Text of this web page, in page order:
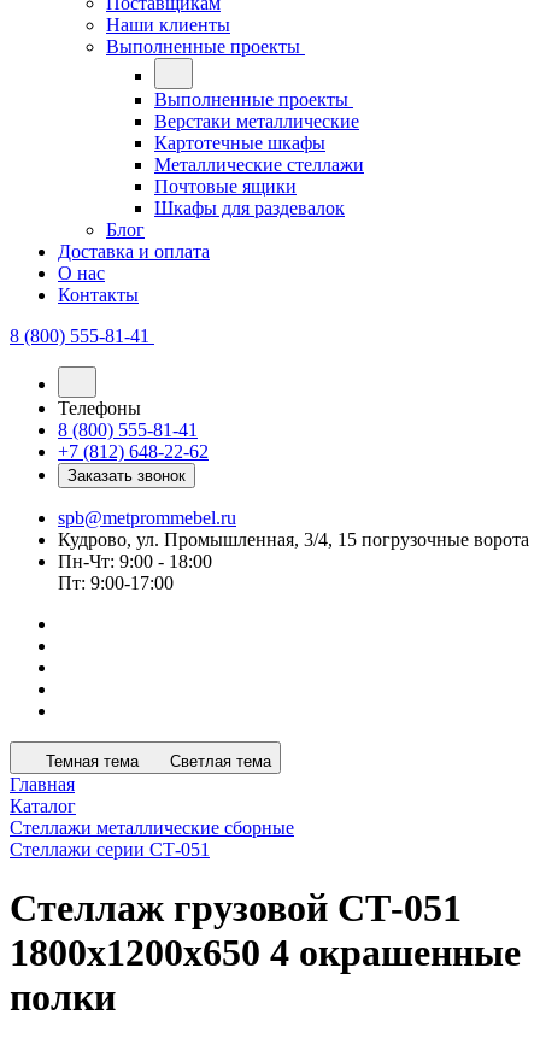
Наши клиенты
Выполненные проекты
Выполненные проекты
Верстаки металлические
Картотечные шкафы
Металлические стеллажи
Почтовые ящики
Шкафы для раздевалок
Блог
Доставка и оплата
О нас
Контакты
8 (800) 555-81-41
Телефоны
8 (800) 555-81-41
+7 (812) 648-22-62
Заказать звонок
spb@metprommebel.ru
Кудрово, ул. Промышленная, 3/4, 15 погрузочные ворота
Пн-Чт: 9:00 - 18:00
Пт: 9:00-17:00
Темная тема Светлая тема
Главная
Каталог
Стеллажи металлические сборные
Стеллажи серии СТ-051
Стеллаж грузовой СТ-051
1800x1200x650 4 окрашенные
полки